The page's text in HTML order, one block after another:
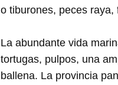
o tiburones, peces
La abundante vida
tortugas, pulpos, una
ballena. La provincia